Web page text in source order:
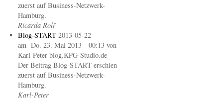
zuerst auf Business-Netzwerk-
Hamburg.
Ricarda Rolf
Blog-START 2013-05-22
am Do. 23. Mai 2013 00:13 von
Karl-Peter blog.KPG-Studio.de
Der Beitrag Blog-START erschien
zuerst auf Business-Netzwerk-
Hamburg.
Karl-Peter